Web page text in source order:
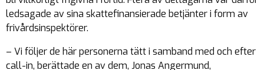
ledsagade av sina skattefinansierade betjänter i form av
frivårdsinspektörer.
– Vi följer de här personerna tätt i samband med och efter
call-in, berättade en av dem, Jonas Angermund,